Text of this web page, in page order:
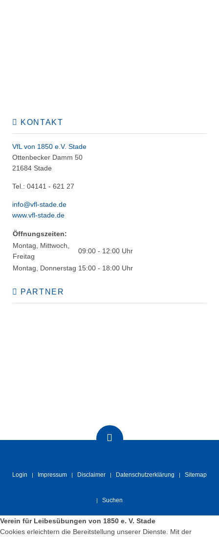
KONTAKT
VfL von 1850 e.V. Stade
Ottenbecker Damm 50
21684 Stade
Tel.: 04141 - 621 27
info@vfl-stade.de
www.vfl-stade.de
Öffnungszeiten:
Montag, Mittwoch,
Freitag
09:00 - 12:00 Uhr
Montag, Donnerstag 15:00 - 18:00 Uhr
PARTNER
Login Impressum Disclaimer Datenschutzerklärung Sitemap
Suchen
Verein für Leibesübungen von 1850 e. V. Stade
Cookies erleichtern die Bereitstellung unserer Dienste. Mit der